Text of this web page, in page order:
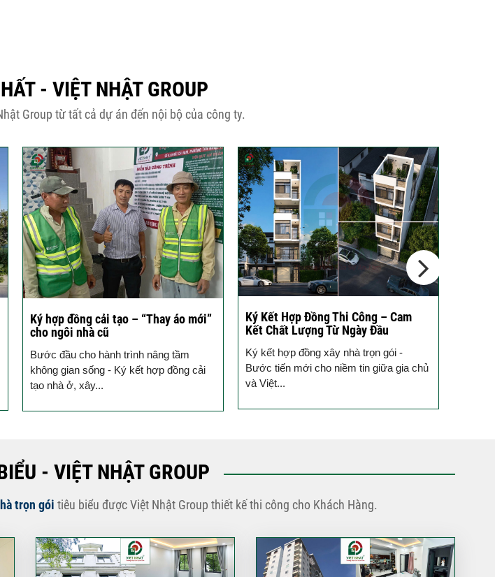
- VIỆT NHẬT GROUP
Group từ tất cả dự án đến nội bộ của công ty.
Ký hợp đồng cải tạo – “Thay áo mới”
cho ngôi nhà cũ
Bước đầu cho hành trình nâng tầm
không gian sống - Ký kết hợp đồng cải
tạo nhà ở, xây...
Ký Kết Hợp Đồng Thi Công – Cam
Kết Chất Lượng Từ Ngày Đầu
Ký kết hợp đồng xây nhà trọn gói -
Bước tiến mới cho niềm tin giữa gia chủ
và Việt...
- VIỆT NHẬT GROUP
trọn gói tiêu biểu được Việt Nhật Group thiết kế thi công cho Khách Hàng.